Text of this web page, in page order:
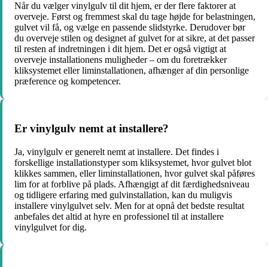
Når du vælger vinylgulv til dit hjem, er der flere faktorer at
overveje. Først og fremmest skal du tage højde for belastningen,
gulvet vil få, og vælge en passende slidstyrke. Derudover bør
du overveje stilen og designet af gulvet for at sikre, at det passer
til resten af indretningen i dit hjem. Det er også vigtigt at
overveje installationens muligheder – om du foretrækker
kliksystemet eller liminstallationen, afhænger af din personlige
præference og kompetencer.
Er vinylgulv nemt at installere?
Ja, vinylgulv er generelt nemt at installere. Det findes i
forskellige installationstyper som kliksystemet, hvor gulvet blot
klikkes sammen, eller liminstallationen, hvor gulvet skal påføres
lim for at forblive på plads. Afhængigt af dit færdighedsniveau
og tidligere erfaring med gulvinstallation, kan du muligvis
installere vinylgulvet selv. Men for at opnå det bedste resultat
anbefales det altid at hyre en professionel til at installere
vinylgulvet for dig.